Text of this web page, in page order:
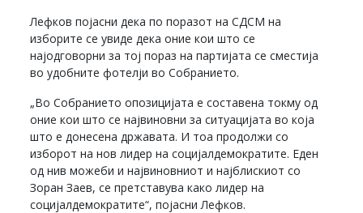
Лефков појасни дека по поразот на СДСМ на
изборите се увиде дека оние кои што се
најодговорни за тој пораз на партијата се сместија
во удобните фотелји во Собранието.
„Во Собранието опозицијата е составена токму од
оние кои што се највиновни за ситуацијата во која
што е донесена државата. И тоа продолжи со
изборот на нов лидер на социјалдемократите. Еден
од нив можеби и највиновниот и најблискиот со
Зоран Заев, се претставува како лидер на
социјалдемократите“, појасни Лефков.